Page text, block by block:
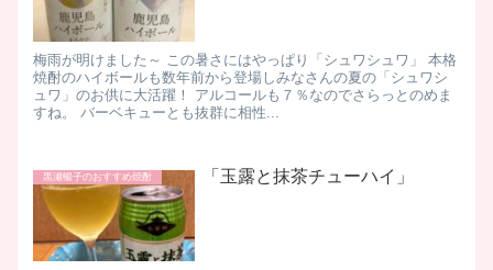
梅雨が明けました～ この暑さにはやっぱり「シュワシュワ」 本格
焼酎のハイボールも数年前から登場しみなさんの夏の「シュワシ
ュワ」のお供に大活躍！ アルコールも７％なのでさらっとのめま
すね。 バーベキューとも抜群に相性...
黒瀬暢子のおすすめ焼酎 「玉露と抹茶チューハイ」